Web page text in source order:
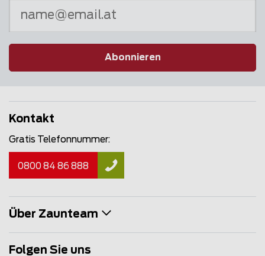
Abonnieren
Kontakt
Gratis Telefonnummer:
0800 84 86 888
Über Zaunteam
Folgen Sie uns